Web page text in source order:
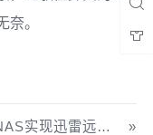
奈。
群晖NAS实现迅雷远程下载